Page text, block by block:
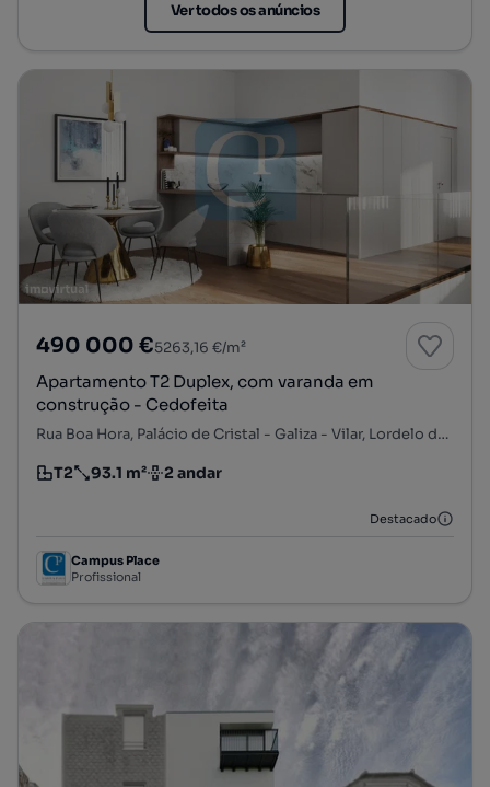
Ver todos os anúncios
490 000 €5263,16 €/m²
Apartamento T2 Duplex, com varanda em
construção - Cedofeita
Rua Boa Hora, Palácio de Cristal - Galiza - Vilar, Lordelo do Ouro e Massarelos, Porto, Porto
Tipologia
T2
Preço por metro quadrado
93.1 m²
Andar 2 andar
Destacado
Campus Place
Profissional